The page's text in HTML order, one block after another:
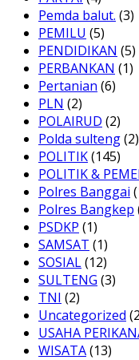
Pemda balut. (3)
PEMILU (5)
PENDIDIKAN (5)
PERBANKAN (1)
Pertanian (6)
PLN (2)
POLAIRUD (2)
Polda sulteng(2)
POLITIK(145)
POLITIK &
Polres Banggai
Polres Bangkep
PSDKP (1)
SAMSAT (1)
SOSIAL(12)
SULTENG (3)
TNI (2)
Uncategorized
USAHA
WISATA(13)